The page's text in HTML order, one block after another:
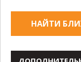
НАЙТИ